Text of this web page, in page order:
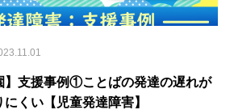
】支援事例①ことばの発達の遅れが
くい【児童発達障害】